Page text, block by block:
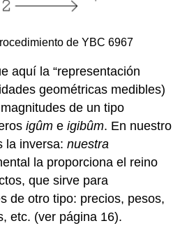
de YBC 6967
aquí la “representación
geométricas medibles)
de un tipo
igûm eigibûm. En nuestro
la inversa:nuestra
la proporciona el reino
que sirve para
de otro tipo: precios, pesos,
etc. (ver página 16).